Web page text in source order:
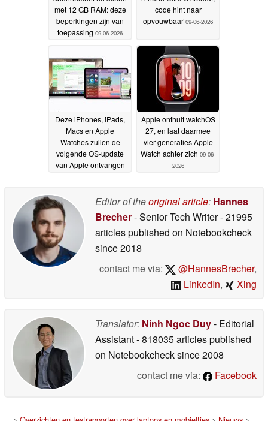
met 12 GB RAM: deze
beperkingen zijn van
toepassing 09-06-2026
code hint naar
opvouwbaar 09-06-2026
Deze iPhones, iPads,
Macs en Apple
Watches zullen de
volgende OS-update
van Apple ontvangen
Apple onthult watchOS
27, en laat daarmee
vier generaties Apple
Watch achter zich 09-06-
2026
Editor of theoriginal article: Hannes
Brecher- Senior Tech Writer- 21995
articles published on Notebookcheck
since 2018
contact me via:
@HannesBrecher,
LinkedIn, Xing
Translator: Ninh Ngoc Duy- Editorial
Assistant- 818035 articles published
on Notebookchecksince 2008
contact me via:
Facebook